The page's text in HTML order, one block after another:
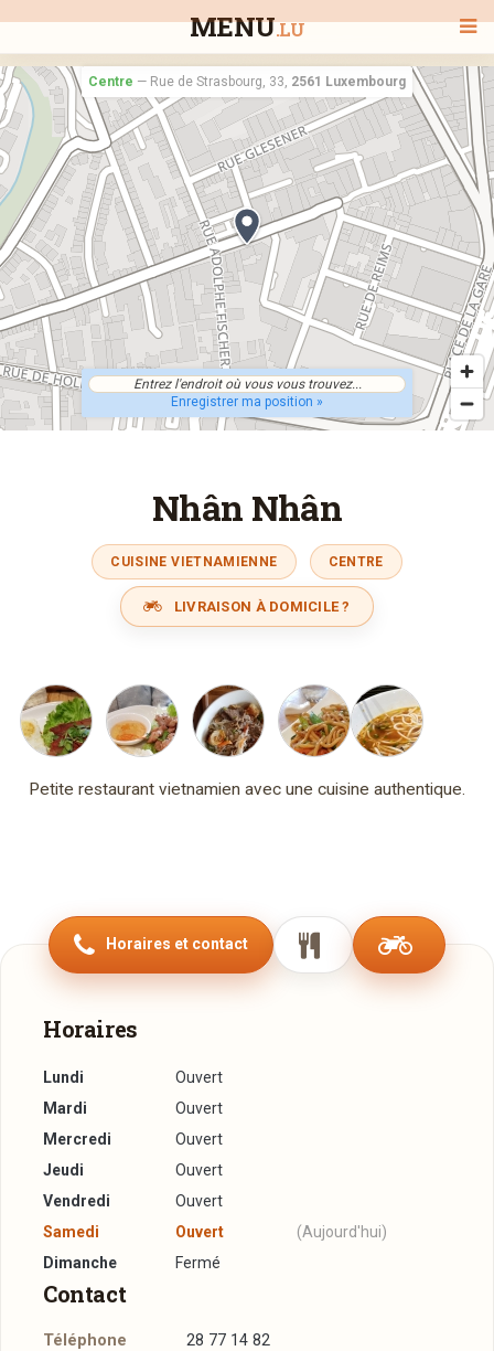
MENU.LU
BIENVENUE
TOUS LES RESTAURANTS
RECHERCHER UN RESTAURANT
Centre — Rue de Strasbourg, 33, 2561 Luxembourg
Enregistrer ma position »
Nhân Nhân
CUISINE VIETNAMIENNE CENTRE
LIVRAISON À DOMICILE ?
Petite restaurant vietnamien avec une cuisine authentique.
Horaires et contact
Horaires
Lundi
Ouvert
Mardi
Ouvert
Mercredi
Ouvert
Jeudi
Ouvert
Vendredi
Ouvert
Samedi
Ouvert
(Aujourd'hui)
Dimanche
Fermé
Contact
Téléphone 28 77 14 82